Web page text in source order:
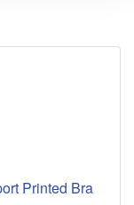
Printed Bra